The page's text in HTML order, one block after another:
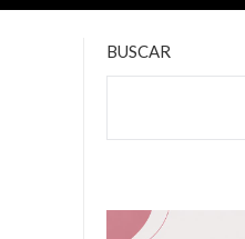
BUSCAR